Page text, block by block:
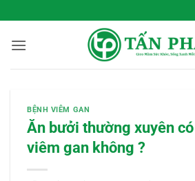
qua
nội
BỆNH VIÊM GAN
Ăn bưởi thường xuyên
viêm gan không ?